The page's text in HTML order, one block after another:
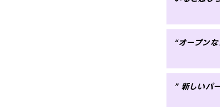
“オープン
” 新しいパ